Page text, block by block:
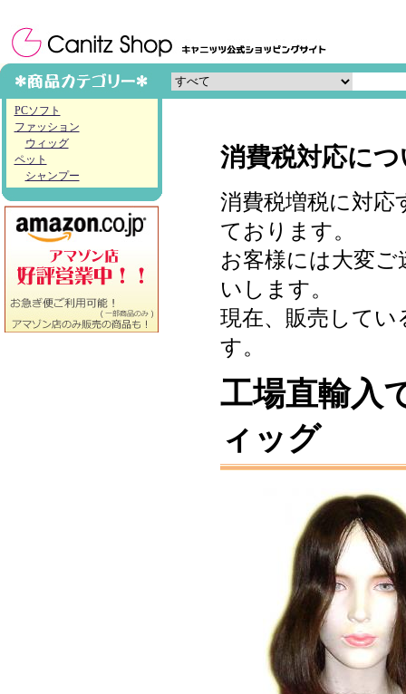
PCソフト
ファッション
ウィッグ
ペット
シャンプー
消費税対応に
消費税増税に対応
ております。
お客様には大変
いします。
現在、販売して
す。
工場直輸入
ィッグ